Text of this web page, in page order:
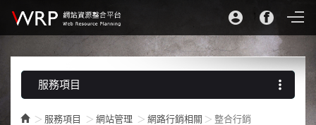
服務項目 more_vert
服務項目 網站管理 網路行銷相關 整合行銷